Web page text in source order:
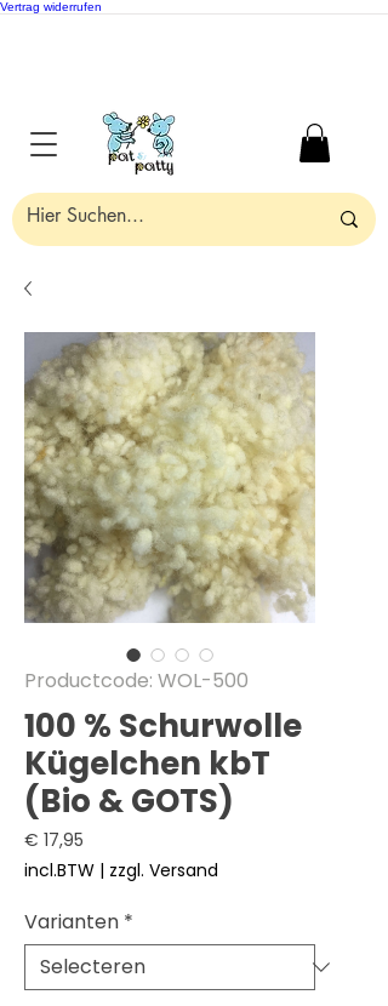
Vertrag widerrufen
Productcode: WOL-500
100 % Schurwolle
Kügelchen kbT
(Bio & GOTS)
€ 17,95
incl.BTW | zzgl. Versand
Varianten *